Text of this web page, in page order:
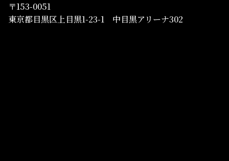
〒153-0051
東京都目黒区上目黒1-23-1 中目黒アリーナ302